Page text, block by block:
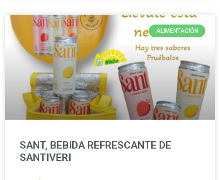
ALIMENTACIÓN
SANT, BEBIDA REFRESCANTE DE
SANTIVERI